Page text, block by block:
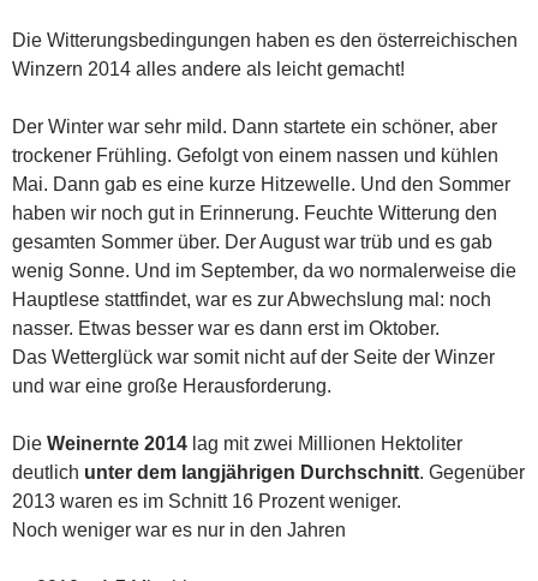
Die Witterungsbedingungen haben es den österreichischen
Winzern 2014 alles andere als leicht gemacht!
Der Winter war sehr mild. Dann startete ein schöner, aber
trockener Frühling. Gefolgt von einem nassen und kühlen
Mai. Dann gab es eine kurze Hitzewelle. Und den Sommer
haben wir noch gut in Erinnerung. Feuchte Witterung den
gesamten Sommer über. Der August war trüb und es gab
wenig Sonne. Und im September, da wo normalerweise die
Hauptlese stattfindet, war es zur Abwechslung mal: noch
nasser. Etwas besser war es dann erst im Oktober.
Das Wetterglück war somit nicht auf der Seite der Winzer
und war eine große Herausforderung.
Die Weinernte 2014 lag mit zwei Millionen Hektoliter
deutlich unter dem langjährigen Durchschnitt. Gegenüber
2013 waren es im Schnitt 16 Prozent weniger.
Noch weniger war es nur in den Jahren